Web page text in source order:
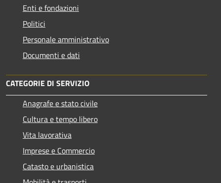
Enti e fondazioni
Politici
Personale amministrativo
Documenti e dati
CATEGORIE DI SERVIZIO
Anagrafe e stato civile
Cultura e tempo libero
Vita lavorativa
Imprese e Commercio
Catasto e urbanistica